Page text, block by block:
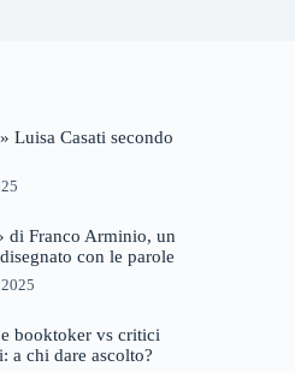
Luisa Casati secondo
di Franco Arminio, un
con le parole
booktoker vs critici
a chi dare ascolto?